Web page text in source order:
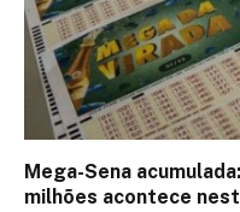
Mega-Sena
milhões acontece